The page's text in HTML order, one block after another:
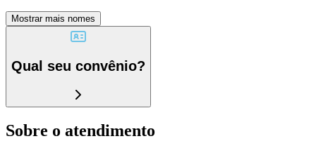
Mostrar mais nomes
Qual seu convênio?
Sobre o atendimento